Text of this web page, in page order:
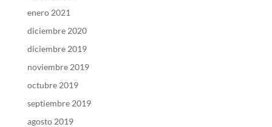
enero 2021
diciembre 2020
diciembre 2019
noviembre 2019
octubre 2019
septiembre 2019
agosto 2019